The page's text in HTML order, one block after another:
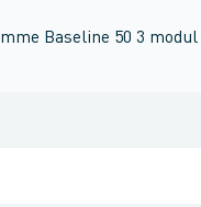
Baseline 50 3 modul